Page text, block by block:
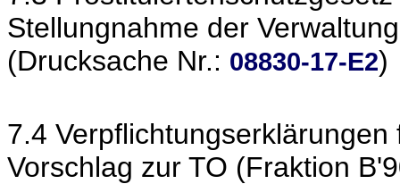
Stellungnahme der Verwaltung
(Drucksache Nr.: 08830-17-E2)
7.4
Vorschlag zur TO (Fraktion